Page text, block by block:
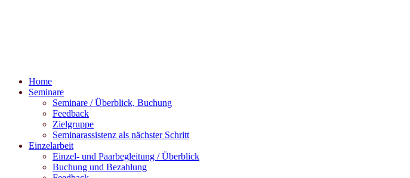
Home
Seminare
Seminare / Überblick, Buchung
Feedback
Zielgruppe
Seminarassistenz als nächster Schritt
Einzelarbeit
Einzel- und Paarbegleitung / Überblick
Buchung und Bezahlung